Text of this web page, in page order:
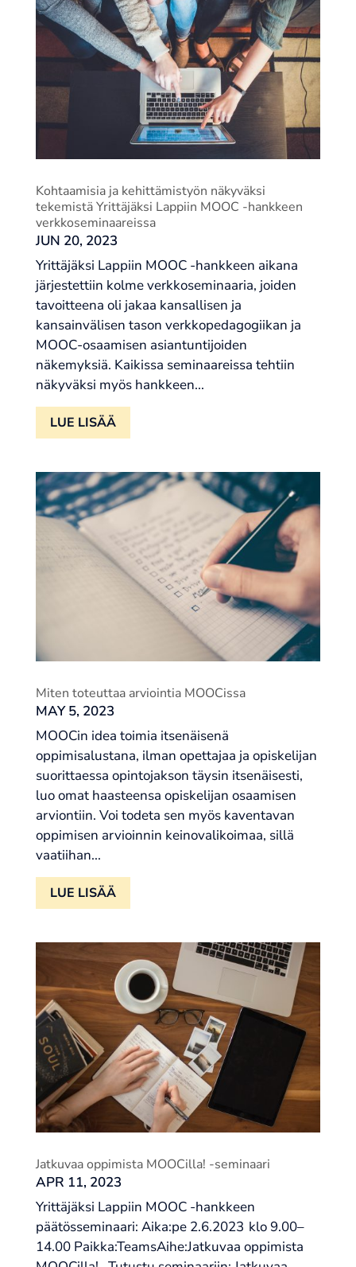
Kohtaamisia ja kehittämistyön näkyväksi
tekemistä Yrittäjäksi Lappiin MOOC -hankkeen
verkkoseminaareissa
JUN 20, 2023
Yrittäjäksi Lappiin MOOC -hankkeen aikana
järjestettiin kolme verkkoseminaaria, joiden
tavoitteena oli jakaa kansallisen ja
kansainvälisen tason verkkopedagogiikan ja
MOOC-osaamisen asiantuntijoiden
näkemyksiä. Kaikissa seminaareissa tehtiin
näkyväksi myös hankkeen...
LUE LISÄÄ
Miten toteuttaa arviointia MOOCissa
MAY 5, 2023
MOOCin idea toimia itsenäisenä
oppimisalustana, ilman opettajaa ja opiskelijan
suorittaessa opintojakson täysin itsenäisesti,
luo omat haasteensa opiskelijan osaamisen
arviontiin. Voi todeta sen myös kaventavan
oppimisen arvioinnin keinovalikoimaa, sillä
vaatiihan...
LUE LISÄÄ
Jatkuvaa oppimista MOOCilla! -seminaari
APR 11, 2023
Yrittäjäksi Lappiin MOOC -hankkeen
päätösseminaari: Aika:pe 2.6.2023 klo 9.00–
14.00 Paikka:TeamsAihe:Jatkuvaa oppimista